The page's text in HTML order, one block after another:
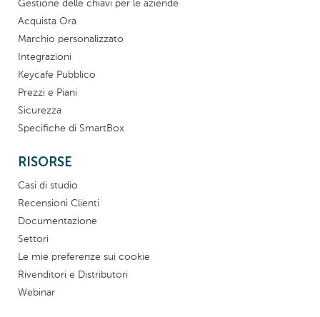
Gestione delle chiavi per le aziende
Acquista Ora
Marchio personalizzato
Integrazioni
Keycafe Pubblico
Prezzi e Piani
Sicurezza
Specifiche di SmartBox
RISORSE
Casi di studio
Recensioni Clienti
Documentazione
Settori
Le mie preferenze sui cookie
Rivenditori e Distributori
Webinar